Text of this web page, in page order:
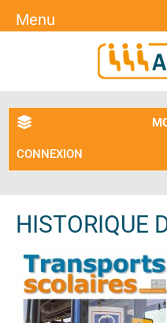
CONNEXION
HISTORIQUE
Menu